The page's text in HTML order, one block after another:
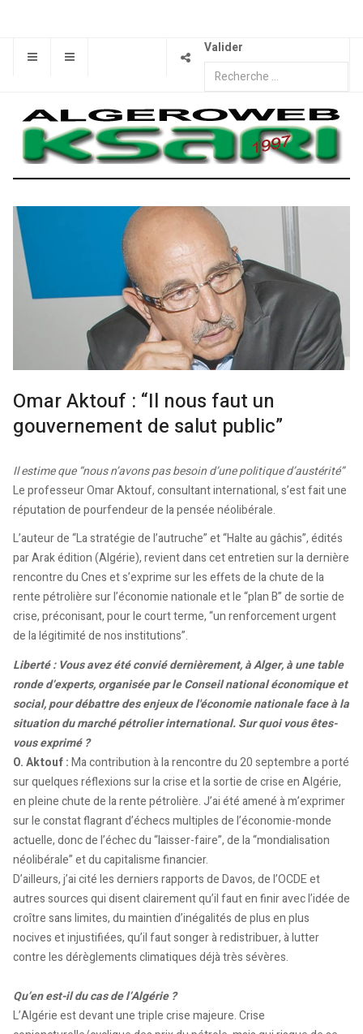
Valider
Omar Aktouf : “Il nous faut un
gouvernement de salut public”
Il estime que “nous n’avons pas besoin d’une politique d’austérité”
Le professeur Omar Aktouf, consultant international, s’est fait une
réputation de pourfendeur de la pensée néolibérale.
L’auteur de “La stratégie de l’autruche” et “Halte au gâchis”, édités
par Arak édition (Algérie), revient dans cet entretien sur la dernière
rencontre du Cnes et s’exprime sur les effets de la chute de la
rente pétrolière sur l’économie nationale et le “plan B” de sortie de
crise, préconisant, pour le court terme, “un renforcement urgent
de la légitimité de nos institutions”.
Liberté : Vous avez été convié dernièrement, à Alger, à une table
ronde d’experts, organisée par le Conseil national économique et
social, pour débattre des enjeux de l'économie nationale face à la
situation du marché pétrolier international. Sur quoi vous êtes-
vous exprimé ?
O. Aktouf :Ma contribution à la rencontre du 20 septembre a porté
sur quelques réflexions sur la crise et la sortie de crise en Algérie,
en pleine chute de la rente pétrolière. J’ai été amené à m’exprimer
sur le constat flagrant d’échecs multiples de l’économie-monde
actuelle, donc de l’échec du “laisser-faire”, de la “mondialisation
néolibérale” et du capitalisme financier.
D’ailleurs, j’ai cité les derniers rapports de Davos, de l’OCDE et
autres sources qui disent clairement qu’il faut en finir avec l’idée de
croître sans limites, du maintien d’inégalités de plus en plus
nocives et injustifiées, qu’il faut songer à redistribuer, à lutter
contre les dérèglements climatiques déjà très sévères.
Qu’en est-il du cas de l’Algérie ?
L’Algérie est devant une triple crise majeure. Crise